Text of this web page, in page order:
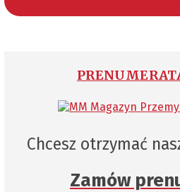
Chcesz otrzymać
Zamów